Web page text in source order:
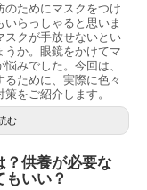
のためにマスクをつけ
らっしゃると思いま
スクが手放せないとい
うか。眼鏡をかけてマ
みでした。今回は、
ために、実際に色々
をご紹介します。
む
？供養が必要な
いい？